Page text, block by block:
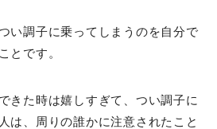
い調子に乗ってしまうのを自分で
とです。
きた時は嬉しすぎて、つい調子に
は、周りの誰かに注意されたこと